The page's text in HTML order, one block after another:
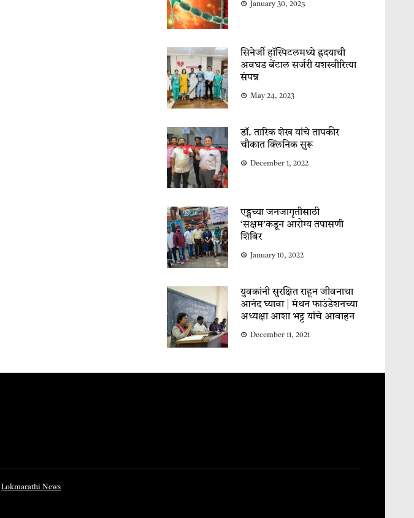
January 30, 2025
सिनेर्जी हॉस्पिटलमध्ये ह्रदयाची
अवघड बेंटाल सर्जरी यशस्वीरित्या
संपन्न
May 24, 2023
डॉ. तारिक शेख यांचे तापकीर
चौकात क्लिनिक सुरू
December 1, 2022
एड्सच्या जनजागृतीसाठी
‘सक्षम’कडून आरोग्य तपासणी
शिबिर
January 10, 2022
युवकांनी सुरक्षित राहून जीवनाचा
आनंद घ्यावा | मंथन फाउंडेशनच्या
अध्यक्षा आशा भट्ट यांचे आवाहन
December 11, 2021
Lokmarathi News